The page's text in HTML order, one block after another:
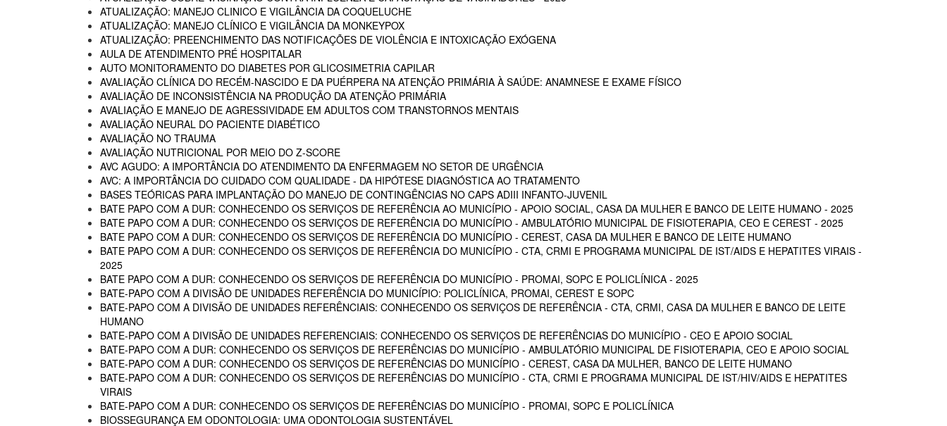
ATUALIZAÇÃO: MANEJO CLINICO E VIGILÂNCIA DA COQUELUCHE
ATUALIZAÇÃO: MANEJO CLÍNICO E VIGILÂNCIA DA MONKEYPOX
ATUALIZAÇÃO: PREENCHIMENTO DAS NOTIFICAÇÕES DE VIOLÊNCIA E INTOXICAÇÃO EXÓGENA
AULA DE ATENDIMENTO PRÉ HOSPITALAR
AUTO MONITORAMENTO DO DIABETES POR GLICOSIMETRIA CAPILAR
AVALIAÇÃO CLÍNICA DO RECÉM-NASCIDO E DA PUÉRPERA NA ATENÇÃO PRIMÁRIA À SAÚDE: ANAMNESE E EXAME FÍSICO
AVALIAÇÃO DE INCONSISTÊNCIA NA PRODUÇÃO DA ATENÇÃO PRIMÁRIA
AVALIAÇÃO E MANEJO DE AGRESSIVIDADE EM ADULTOS COM TRANSTORNOS MENTAIS
AVALIAÇÃO NEURAL DO PACIENTE DIABÉTICO
AVALIAÇÃO NO TRAUMA
AVALIAÇÃO NUTRICIONAL POR MEIO DO Z-SCORE
AVC AGUDO: A IMPORTÂNCIA DO ATENDIMENTO DA ENFERMAGEM NO SETOR DE URGÊNCIA
AVC: A IMPORTÂNCIA DO CUIDADO COM QUALIDADE - DA HIPÓTESE DIAGNÓSTICA AO TRATAMENTO
BASES TEÓRICAS PARA IMPLANTAÇÃO DO MANEJO DE CONTINGÊNCIAS NO CAPS ADIII INFANTO-JUVENIL
BATE PAPO COM A DUR: CONHECENDO OS SERVIÇOS DE REFERÊNCIA AO MUNICÍPIO - APOIO SOCIAL, CASA DA MULHER E BANCO DE LEITE HUMANO - 2025
BATE PAPO COM A DUR: CONHECENDO OS SERVIÇOS DE REFERÊNCIA DO MUNICÍPIO - AMBULATÓRIO MUNICIPAL DE FISIOTERAPIA, CEO E CEREST - 2025
BATE PAPO COM A DUR: CONHECENDO OS SERVIÇOS DE REFERÊNCIA DO MUNICÍPIO - CEREST, CASA DA MULHER E BANCO DE LEITE HUMANO
BATE PAPO COM A DUR: CONHECENDO OS SERVIÇOS DE REFERÊNCIA DO MUNICÍPIO - CTA, CRMI E PROGRAMA MUNICIPAL DE IST/AIDS E HEPATITES VIRAIS -
2025
BATE PAPO COM A DUR: CONHECENDO OS SERVIÇOS DE REFERÊNCIA DO MUNICÍPIO - PROMAI, SOPC E POLICLÍNICA - 2025
BATE-PAPO COM A DIVISÃO DE UNIDADES REFERÊNCIA DO MUNICÍPIO: POLICLÍNICA, PROMAI, CEREST E SOPC
BATE-PAPO COM A DIVISÃO DE UNIDADES REFERÊNCIAIS: CONHECENDO OS SERVIÇOS DE REFERÊNCIA - CTA, CRMI, CASA DA MULHER E BANCO DE LEITE
HUMANO
BATE-PAPO COM A DIVISÃO DE UNIDADES REFERENCIAIS: CONHECENDO OS SERVIÇOS DE REFERÊNCIAS DO MUNICÍPIO - CEO E APOIO SOCIAL
BATE-PAPO COM A DUR: CONHECENDO OS SERVIÇOS DE REFERÊNCIAS DO MUNICÍPIO - AMBULATÓRIO MUNICIPAL DE FISIOTERAPIA, CEO E APOIO SOCIAL
BATE-PAPO COM A DUR: CONHECENDO OS SERVIÇOS DE REFERÊNCIAS DO MUNICÍPIO - CEREST, CASA DA MULHER, BANCO DE LEITE HUMANO
BATE-PAPO COM A DUR: CONHECENDO OS SERVIÇOS DE REFERÊNCIAS DO MUNICÍPIO - CTA, CRMI E PROGRAMA MUNICIPAL DE IST/HIV/AIDS E HEPATITES
VIRAIS
BATE-PAPO COM A DUR: CONHECENDO OS SERVIÇOS DE REFERÊNCIAS DO MUNICÍPIO - PROMAI, SOPC E POLICLÍNICA
BIOSSEGURANÇA EM ODONTOLOGIA: UMA ODONTOLOGIA SUSTENTÁVEL